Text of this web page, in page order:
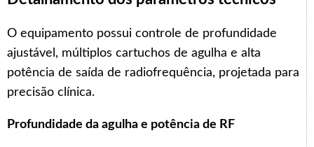
O equipamento possui controle de profundidade
ajustável, múltiplos cartuchos de agulha e alta
potência de saída de radiofrequência, projetada para
precisão clínica.
Profundidade da agulha e potência de RF